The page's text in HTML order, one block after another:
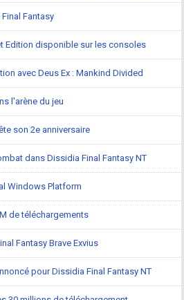
Fantasy
Edition disponible sur les consoles
avec Deus Ex : Mankind Divided
l'arène du jeu
son 2e anniversaire
dans Dissidia Final Fantasy NT
Windows Platform
de téléchargements
Fantasy Brave Exvius
pour Dissidia Final Fantasy NT